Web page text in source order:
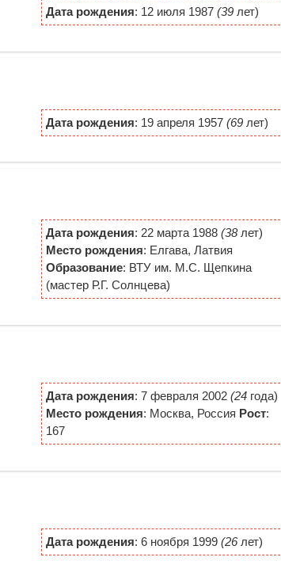
Дата рождения: 12 июля 1987 (39лет)
Дата рождения: 19 апреля 1957 (69лет)
Дата рождения: 22 марта 1988 (38лет)
Место рождения: Елгава, Латвия
Образование: ВТУ им. М.С. Щепкина
(мастер Р.Г. Солнцева)
Дата рождения: 7 февраля 2002 (24года)
Место рождения: Москва, Россия Рост:
167
Дата рождения: 6 ноября 1999 (26лет)